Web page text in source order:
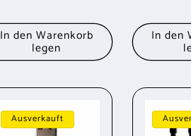
In den Warenkorb
legen
In den
Ausverkauft